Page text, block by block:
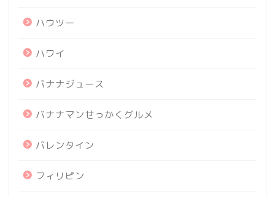
ハウツー
ハワイ
バナナジュース
バナナマンせっかくグルメ
バレンタイン
フィリピン